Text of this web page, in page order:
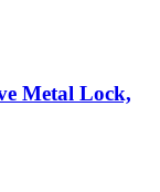
Metal Lock,